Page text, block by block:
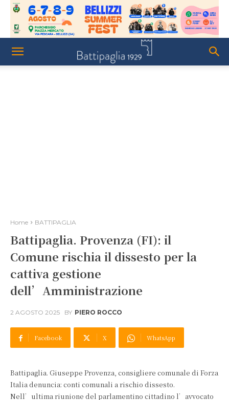
Home BATTIPAGLIA
Battipaglia. Provenza (FI): il
Comune rischia il dissesto per la
cattiva gestione
dell’Amministrazione
2 AGOSTO 2025 BY PIERO ROCCO
Facebook X WhatsApp
Battipaglia. Giuseppe Provenza, consigliere comunale di Forza
Italia denuncia: conti comunali a rischio dissesto.
Nell’ultima riunione del parlamentino cittadino l’avvocato